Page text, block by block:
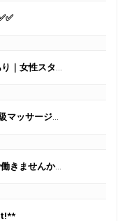
❤️❤️❤️高収入マッサージ店｜ビザサポートあり｜女性スタッフ募集 ❤️❤️❤️
✅❤️✨ 1日1000ドル以上可能！ブリスベン高級マッサージチェーン スタッフ募集中 ✨✅❤️
❤️❤️❤️ブリスベンcityで綺麗な忙しいお店で働きませんか？ マッサージ店では1日 $1000-$2000 + per day